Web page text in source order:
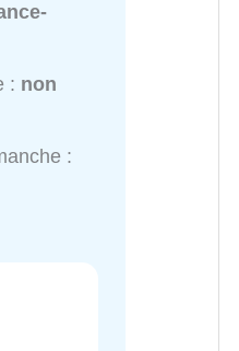
: non
: